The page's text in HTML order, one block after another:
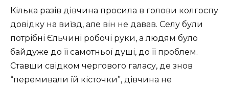
Кілька разів дівчина просила в голови колгоспу
довідку на виїзд, але він не давав. Селу були
потрібні Єльчині робочі руки, а людям було
байдуже до її самотньої душі, до її проблем.
Ставши свідком чергового галасу, де знов
“перемивали їй кісточки”, дівчина не